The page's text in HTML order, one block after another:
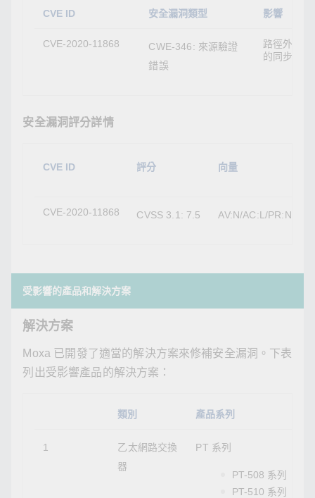
CVE ID 安全漏洞類型 影響
CVE-2020-11868
CWE-346: 來源驗證
錯誤
路徑外攻
的同步
安全漏洞評分詳情
CVE ID 評分 向量
CVE-2020-11868 CVSS 3.1: 7.5 AV:N/AC:L/PR:N/
受影響的產品和解決方案
解決方案
Moxa 已開發了適當的解決方案來修補安全漏洞。下表
列出受影響產品的解決方案：
類別 產品系列
1
乙太網路交換
器
PT 系列
PT-508 系列
PT-510 系列